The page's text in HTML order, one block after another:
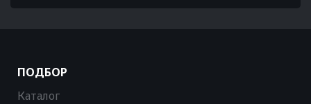
ПОДБОР
Каталог